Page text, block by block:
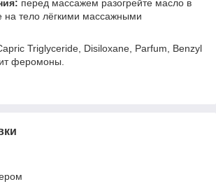
перед массажем разогрейте масло в
на тело лёгкими массажными
Triglyceride, Disiloxane, Parfum, Benzyl
феромоны.